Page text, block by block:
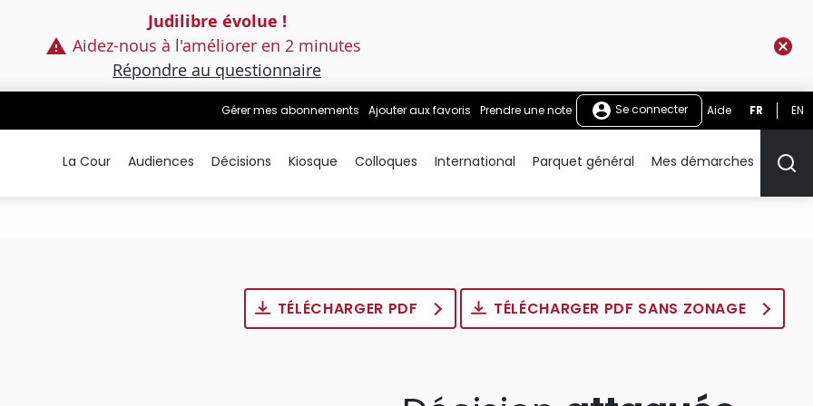
Judilibre évolue !
Aidez-nous à l'améliorer en 2 minutes
Répondre au questionnaire
Gérer mes abonnements Ajouter aux favoris Prendre une note Se connecter Aide FR EN
La Cour Audiences Décisions Kiosque Colloques International Parquet général Mes démarches
TÉLÉCHARGER PDF TÉLÉCHARGER PDF SANS ZONAGE